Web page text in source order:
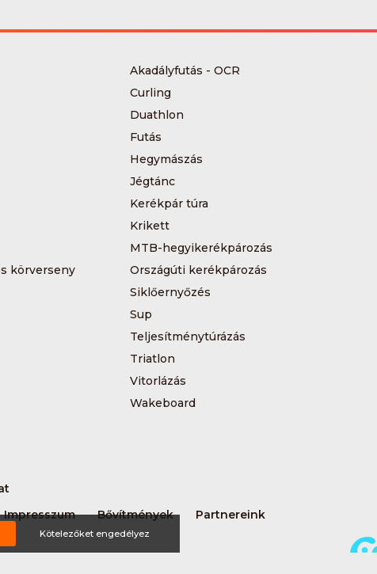
Akadályfutás - OCR
Curling
Duathlon
Futás
Hegymászás
Jégtánc
Kerékpár túra
Krikett
MTB-hegyikerékpározás
körverseny Országúti kerékpározás
Siklőernyőzés
Sup
Teljesítménytúrázás
Triatlon
Vitorlázás
Wakeboard
Impresszum Bővítmények Partnereink
Kötelezőket engedélyez